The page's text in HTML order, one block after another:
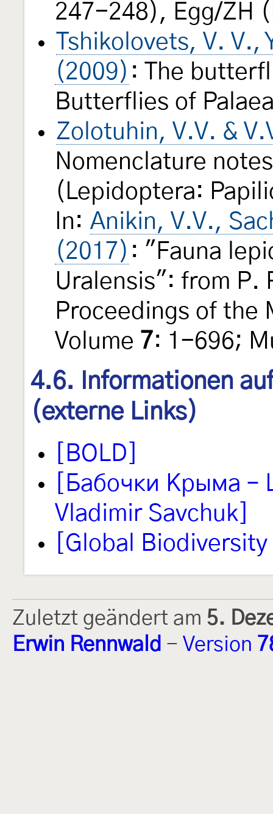
247-248), Egg/ZH
Tshikolovets, V.
(2009) : The
Butterflies of
Zolotuhin, V.V. &
Nomenclature
(Lepidoptera:
In: Anikin, V.V.,
(2017) : "Fauna
Uralensis": from P.
Proceedings of the
Volume 7: 1-696;
4.6. Informationen
(externe Links)
[BOLD]
[Бабочки Крыма –
Vladimir Savchuk]
[Global
Zuletzt geändert am 5.
Erwin Rennwald - Version